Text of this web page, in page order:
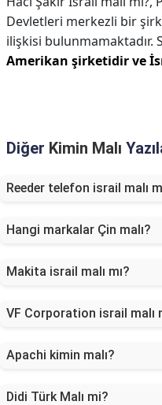
Devletleri merkezli bir
ilişkisi bulunmamaktadır.
Amerikan şirketidir ve
Diğer Kimin Malı
Reeder telefon israil malı
Hangi markalar Çin malı?
Makita israil malı mı?
VF Corporation israil malı
Apachi kimin malı?
Didi Türk Malı mi?